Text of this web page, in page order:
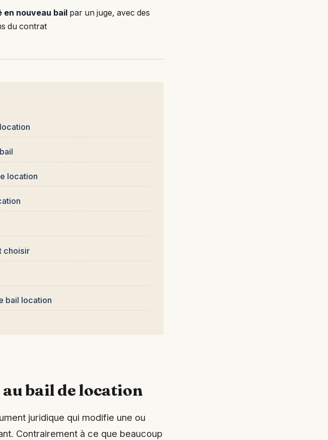
en nouveau bail par un juge, avec des
du contrat
location
choisir
bail location
au bail de location
juridique qui modifie une ou
Contrairement à ce que beaucoup